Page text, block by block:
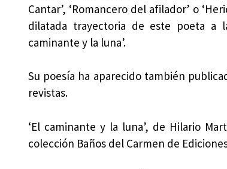
Cantar’, ‘Romancero del afilador’ o
dilatada trayectoria de este poeta a
caminante y la luna’.
Su poesía ha aparecido también
revistas.
‘El caminante y la luna’, de Hilario
colección Baños del Carmen de